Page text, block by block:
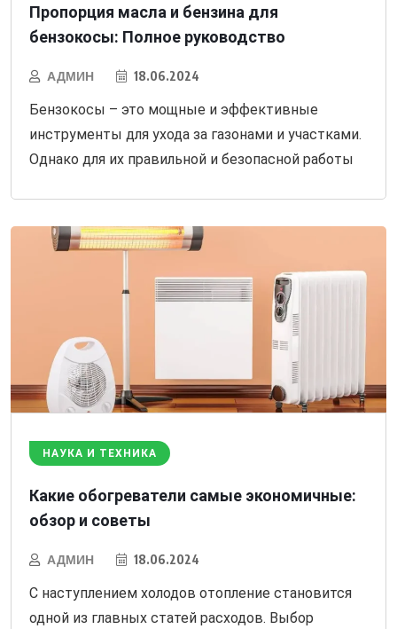
Пропорция масла и бензина для
бензокосы: Полное руководство
АДМИН 18.06.2024
Бензокосы – это мощные и эффективные
инструменты для ухода за газонами и участками.
Однако для их правильной и безопасной работы
НАУКА И ТЕХНИКА
Какие обогреватели самые экономичные:
обзор и советы
АДМИН 18.06.2024
С наступлением холодов отопление становится
одной из главных статей расходов. Выбор